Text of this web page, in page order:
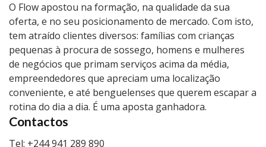
O Flow apostou na formação, na qualidade da sua
oferta, e no seu posicionamento de mercado. Com isto,
tem atraído clientes diversos: famílias com crianças
pequenas à procura de sossego, homens e mulheres
de negócios que primam serviços acima da média,
empreendedores que apreciam uma localização
conveniente, e até benguelenses que querem escapar a
rotina do dia a dia. É uma aposta ganhadora.
Contactos
Tel: +244 941 289 890